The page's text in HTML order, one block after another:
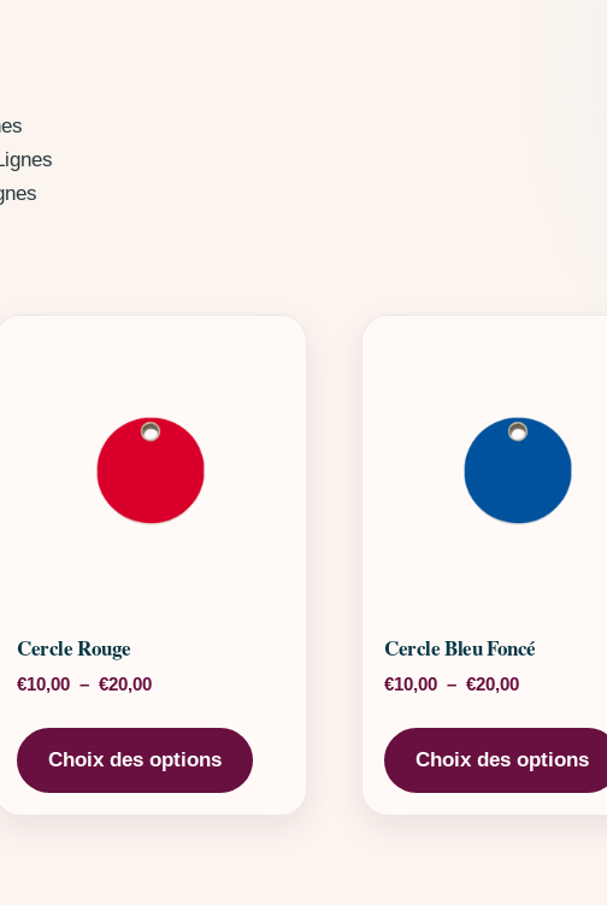
plusieurs variations. Les options peuvent être choisies sur la page
Cercle Rouge
€10,00 – €20,00Plage de prix : €10,00 à €20,00
Choix des options
Ce produit a plusieurs variations. Les
Cercle Bleu Foncé
€10,00 – €20,00Plage de
Choix des options